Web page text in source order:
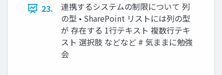
23.
連携するシステムの制限について 列
の型 • SharePoint リストには列の型
が 存在する 1行テキスト 複数行テキ
スト 選択肢 などなど # 気ままに勉強
会